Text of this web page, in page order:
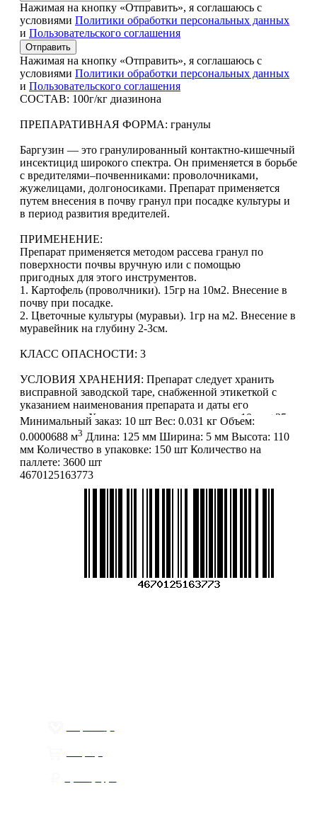
Нажимая на кнопку «Отправить», я соглашаюсь с
условиями Политики обработки персональных данных
и Пользовательского соглашения
Отправить
Нажимая на кнопку «Отправить», я соглашаюсь с
условиями Политики обработки персональных данных
и Пользовательского соглашения
СОСТАВ: 100г/кг диазинона
ПРЕПАРАТИВНАЯ ФОРМА: гранулы
Баргузин — это гранулированный контактно-кишечный
инсектицид широкого спектра. Он применяется в борьбе
с вредителями–почвенниками: проволочниками,
жужелицами, долгоносиками. Препарат применяется
путем внесения в почву гранул при посадке культуры и
в период развития вредителей.
ПРИМЕНЕНИЕ:
Препарат применяется методом рассева гранул по
поверхности почвы вручную или с помощью
пригодных для этого инструментов.
1. Картофель (проволчники). 15гр на 10м2. Внесение в
почву при посадке.
2. Цветочные культуры (муравьи). 1гр на м2. Внесение в
муравейник на глубину 2-3см.
КЛАСС ОПАСНОСТИ: 3
УСЛОВИЯ ХРАНЕНИЯ: Препарат следует хранить
висправной заводской таре, снабженной этикеткой с
указанием наименования препарата и даты его
изготовления.Хранение при температуре от -10 до +35
градусов.
СРОК ГОДНОСТИ: 5 лет
ВНИМАНИЕ: информация, содержащаяся в описании
обращайтесь к менеджерам. Если Вы нашли неточность
Минимальный заказ: 10 шт Вес: 0.031 кг Объем:
0.0000688 м3 Длина: 125 мм Ширина: 5 мм Высота: 110
мм Количество в упаковке: 150 шт Количество на
паллете: 3600 шт
4670125163773